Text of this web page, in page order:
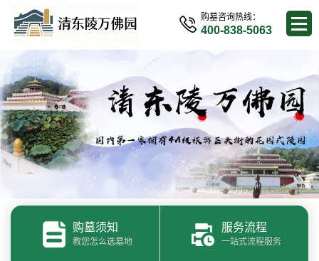
购墓咨询热线：
400-838-5063
购墓须知
教您怎么选墓地
服务流程
一站式流程服务